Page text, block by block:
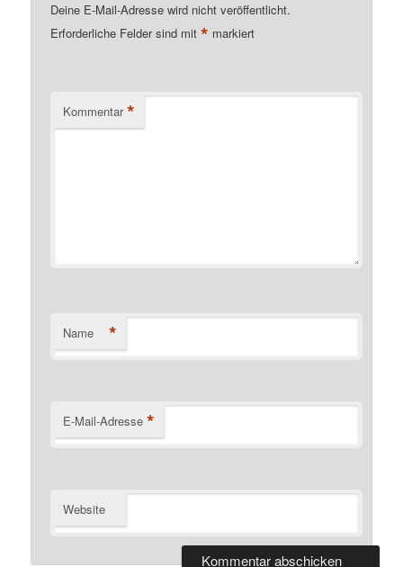
Deine E-Mail-Adresse wird nicht veröffentlicht.
Erforderliche Felder sind mit* markiert
Kommentar *
Name *
E-Mail-Adresse *
Website